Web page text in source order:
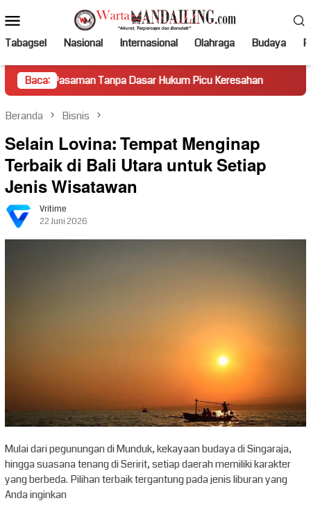
ke
kontenMobile
Tabagsel Nasional Internasional Olahraga Budaya
Baca:
Tanpa Dasar Hukum Picu Keresahan Truk Miring
Beranda Bisnis
Selain Lovina: Tempat Menginap
Terbaik di Bali Utara untuk Setiap
Jenis Wisatawan
Vritime
22 Juni 2026
Mulai dari pegunungan di Munduk, kekayaan budaya di Singaraja,
hingga suasana tenang di Seririt, setiap daerah memiliki karakter
yang berbeda. Pilihan terbaik tergantung pada jenis liburan yang
Anda inginkan